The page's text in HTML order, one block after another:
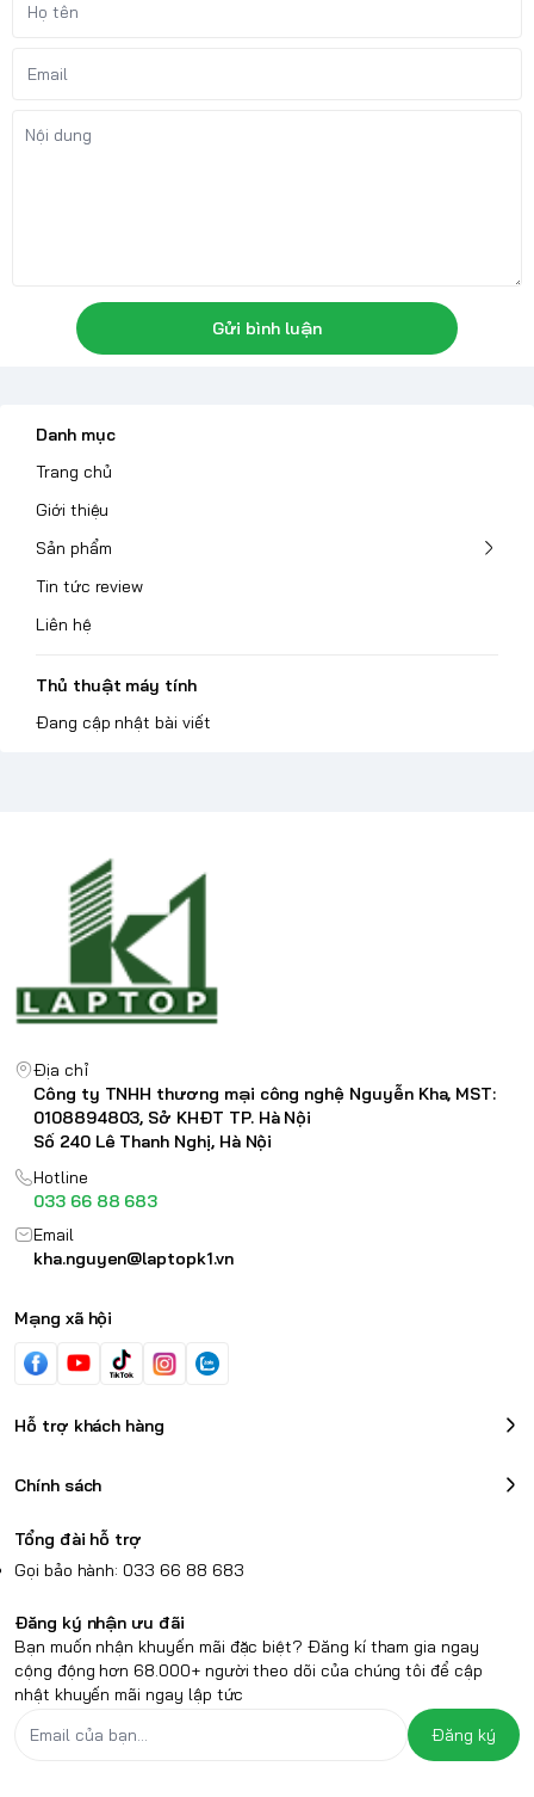
Gửi bình luận
Danh mục
Trang chủ
Giới thiệu
Sản phẩm
Tin tức review
Liên hệ
Thủ thuật máy tính
Đang cập nhật bài viết
Địa chỉ
Công ty TNHH thương mại công nghệ Nguyễn Kha, MST:
0108894803, Sở KHĐT TP. Hà Nội
Số 240 Lê Thanh Nghị, Hà Nội
Hotline
033 66 88 683
Email
kha.nguyen@laptopk1.vn
Mạng xã hội
Hỗ trợ khách hàng
Chính sách
Tổng đài hỗ trợ
Gọi bảo hành: 033 66 88 683
Đăng ký nhận ưu đãi
Bạn muốn nhận khuyến mãi đặc biệt? Đăng kí tham gia ngay
cộng động hơn 68.000+ người theo dõi của chúng tôi để cập
nhật khuyến mãi ngay lập tức
Đăng ký